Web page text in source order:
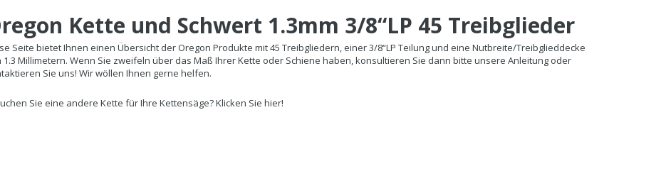
Kette und Schwert 1.3mm 3/8“LP 45 Treibglieder
Seite bietet Ihnen einen Übersicht der Oregon Produkte mit 45 Treibgliedern, einer 3/8“LP Teilung und eine Nutbreite/Treibglieddecke
1.3 Millimetern. Wenn Sie zweifeln über das Maß Ihrer Kette oder Schiene haben, konsultieren Sie dann bitte unsere Anleitung oder
Sie uns! Wir wöllen Ihnen gerne helfen.
Sie eine andere Kette für Ihre Kettensäge? Klicken Sie hier!